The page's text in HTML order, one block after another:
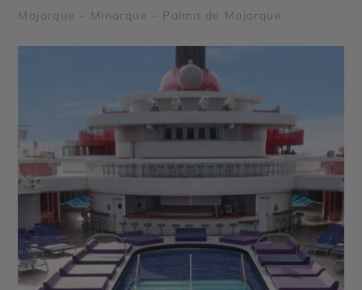
Majorque - Minorque - Palma de Majorque